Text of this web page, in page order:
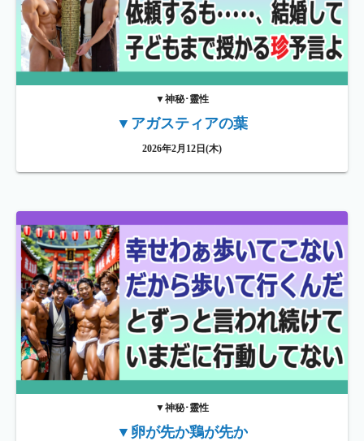
▼神秘･靈性
▼アガスティアの葉
2026年2月12日(木)
▼神秘･靈性
▼卵が先か鶏が先か